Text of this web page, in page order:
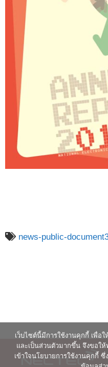
news-public-
เว็บไซต์นี้มีการใช้งานคุกกี้ เพื่อใ
และเป็นส่วนตัวมากขึ้น จึงขอใ
เข้าใจนโยบายการใช้งานคุกกี้